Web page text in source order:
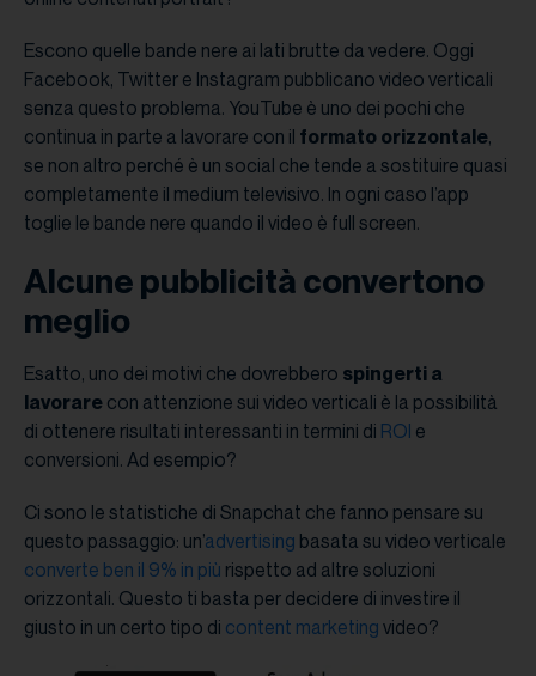
Escono quelle bande nere ai lati brutte da vedere. Oggi
Facebook, Twitter e Instagram pubblicano video verticali
senza questo problema. YouTube è uno dei pochi che
continua in parte a lavorare con il formato orizzontale,
se non altro perché è un social che tende a sostituire quasi
completamente il medium televisivo. In ogni caso l’app
toglie le bande nere quando il video è full screen.
Alcune pubblicità convertono
meglio
Esatto, uno dei motivi che dovrebbero spingerti a
lavorare con attenzione sui video verticali è la possibilità
di ottenere risultati interessanti in termini di ROI e
conversioni. Ad esempio?
Ci sono le statistiche di Snapchat che fanno pensare su
questo passaggio: un’advertising basata su video verticale
converte ben il 9% in più rispetto ad altre soluzioni
orizzontali. Questo ti basta per decidere di investire il
giusto in un certo tipo di content marketing video?